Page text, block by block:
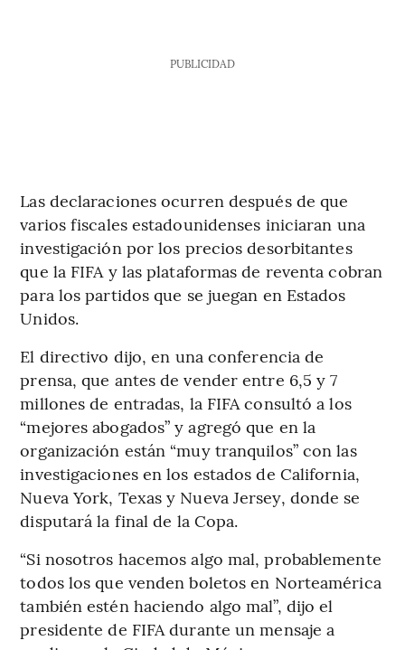
PUBLICIDAD
Las declaraciones ocurren después de que
varios fiscales estadounidenses iniciaran una
investigación por los precios desorbitantes
que la FIFA y las plataformas de reventa cobran
para los partidos que se juegan en Estados
Unidos.
El directivo dijo, en una conferencia de
prensa, que antes de vender entre 6,5 y 7
millones de entradas, la FIFA consultó a los
“mejores abogados” y agregó que en la
organización están “muy tranquilos” con las
investigaciones en los estados de California,
Nueva York, Texas y Nueva Jersey, donde se
disputará la final de la Copa.
“Si nosotros hacemos algo mal, probablemente
todos los que venden boletos en Norteamérica
también estén haciendo algo mal”, dijo el
presidente de FIFA durante un mensaje a